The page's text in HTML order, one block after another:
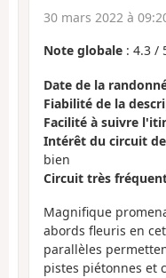
30 mars 2022 à
Note globale : 4.3 /
Date de la
Fiabilité de la
Facilité à suivre
Intérêt du circuit
bien
Circuit très
Magnifique
abords fleuris en
parallèles
pistes piétonnes et